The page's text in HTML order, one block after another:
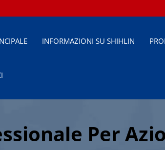
INFORMAZIONI SU SHIHLIN
Per